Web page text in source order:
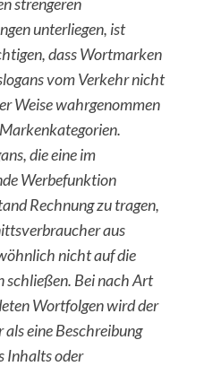
unterliegen, ist
dass Wortmarken
vom Verkehr nicht
Weise wahrgenommen
die eine im
Werbefunktion
Rechnung zu tragen,
aus
nicht auf die
schließen. Bei nach Art
Wortfolgen wird der
als eine Beschreibung
Inhalts oder